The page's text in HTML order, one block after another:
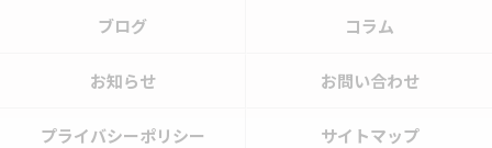
ブログ コラム
お知らせ お問い合わせ
プライバシーポリシー サイトマップ